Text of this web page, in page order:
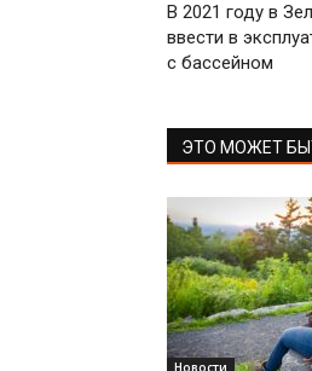
В 2021 году в
ввести в
с бассейном
ЭТО МОЖЕТ
Новости